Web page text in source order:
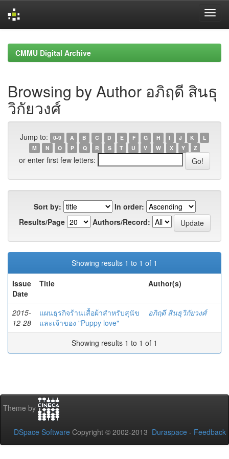
navigationCMMU Digital Archive
Browsing by Author อภิฤดี สินธุ
วิกัยวงศ์
Jump to: 0-9 A B C D E F G H I J K
L
M
N O P Q R S T U V W X Y Z
or enter first few letters:
Sort by:
In order:
Results/Page
Authors/Record:
Showing results 1 to 1 of 1
Issue
Date
Title Author(s)
2015-
12-28
แผนธุรกิจร้านเสื้อผ้าสำหรับสุนัข
และเจ้าของ "Puppy love"
อภิฤดี สินธุวิกัยวงศ์
Showing results 1 to 1 of 1
Theme by
DSpace Software Copyright © 2002-2013 Duraspace - Feedback